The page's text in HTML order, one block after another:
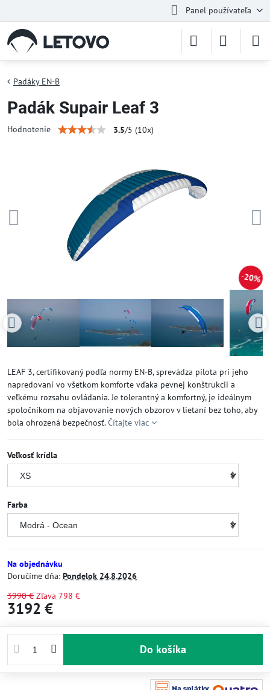
Panel používateľa
20%
Padáky EN-B
Padák Supair Leaf 3
Hodnotenie 3.5/5 (10x)
LEAF 3, certifikovaný podľa normy EN-B, sprevádza pilota pri jeho
napredovaní vo všetkom komforte vďaka pevnej konštrukcii a
veľkému rozsahu ovládania. Je tolerantný a komfortný, je ideálnym
spoločníkom na objavovanie nových obzorov v lietaní bez toho, aby
bola ohrozená bezpečnosť.Čítajte viac
Veľkosť krídla
Farba
Na objednávku
Doručíme dňa: Pondelok 24.8.2026
3990 € Zľava 798 €
3192 €
Do košíka